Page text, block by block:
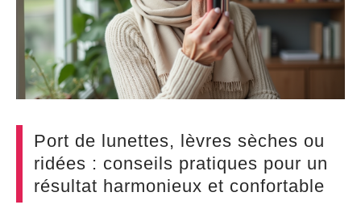
Port de lunettes, lèvres sèches ou
ridées : conseils pratiques pour un
résultat harmonieux et confortable